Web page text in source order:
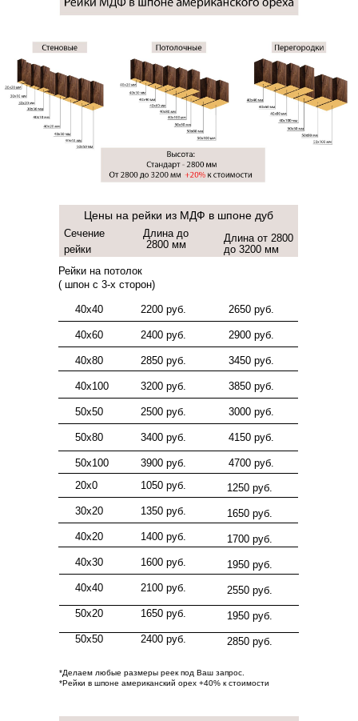
Цены на рейки из МДФ в шпоне дуб
Сечение
рейки
Длина до
2800 мм
Длина от 2800
до 3200 мм
Рейки на потолок
( шпон с 3-х сторон)
2200 руб.
2400 руб.
2850 руб.
3200 руб.
2500 руб.
3400 руб.
3900 руб.
1050 руб.
1350 руб.
1400 руб.
1600 руб.
2100 руб.
1650 руб.
2400 руб.
2650 руб.
2900 руб.
3450 руб.
3850 руб.
3000 руб.
4150 руб.
4700 руб.
1250 руб.
1650 руб.
1700 руб.
1950 руб.
2550 руб.
1950 руб.
2850 руб.
40х40
40х60
40х80
40х100
50х50
50х80
50х100
*Делаем любые размеры реек под Ваш запрос.
*Рейки в шпоне американский орех +40% к стоимости
20х0
30х20
40х20
40х30
40х40
50х20
50х50